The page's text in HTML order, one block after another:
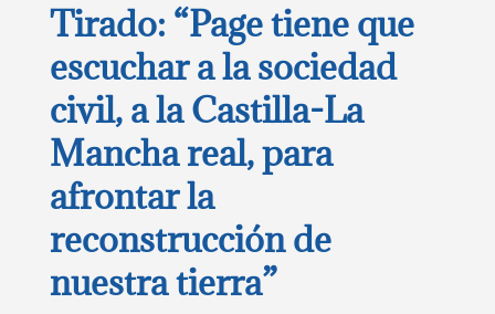
Tirado: “Page tiene que
escuchar a la sociedad
civil, a la Castilla-La
Mancha real, para
afrontar la
reconstrucción de
nuestra tierra”